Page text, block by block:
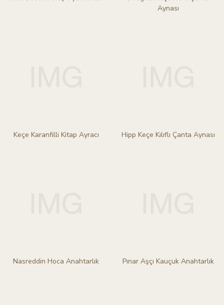
Aynası
Keçe Karanfilli Kitap Ayracı Hipp Keçe Kılıflı Çanta Aynası
Nasreddin Hoca Anahtarlık Pınar Aşçı Kauçuk Anahtarlık